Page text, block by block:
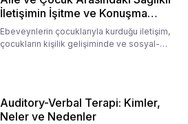
İletişimin İşitme ve Konuşma
Rehabilitasyonundaki Rolü
Ebeveynlerin çocuklarıyla kurduğu iletişim,
çocukların kişilik gelişiminde ve sosyal-
Auditory-Verbal Terapi: Kimler,
Neler ve Nedenler